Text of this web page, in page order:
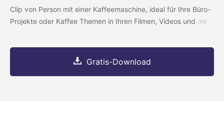
Clip von Person mit einer Kaffeemaschine, ideal für Ihre Büro-
Projekte oder Kaffee Themen in Ihren Filmen, Videos und
Gratis-Download